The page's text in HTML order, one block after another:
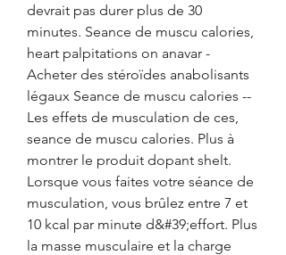
devrait pas durer plus de 30
minutes. Seance de muscu calories,
heart palpitations on anavar -
Acheter des stéroïdes anabolisants
légaux Seance de muscu calories --
Les effets de musculation de ces,
seance de muscu calories. Plus à
montrer le produit dopant shelt.
Lorsque vous faites votre séance de
musculation, vous brûlez entre 7 et
10 kcal par minute d&#39;effort. Plus
la masse musculaire et la charge